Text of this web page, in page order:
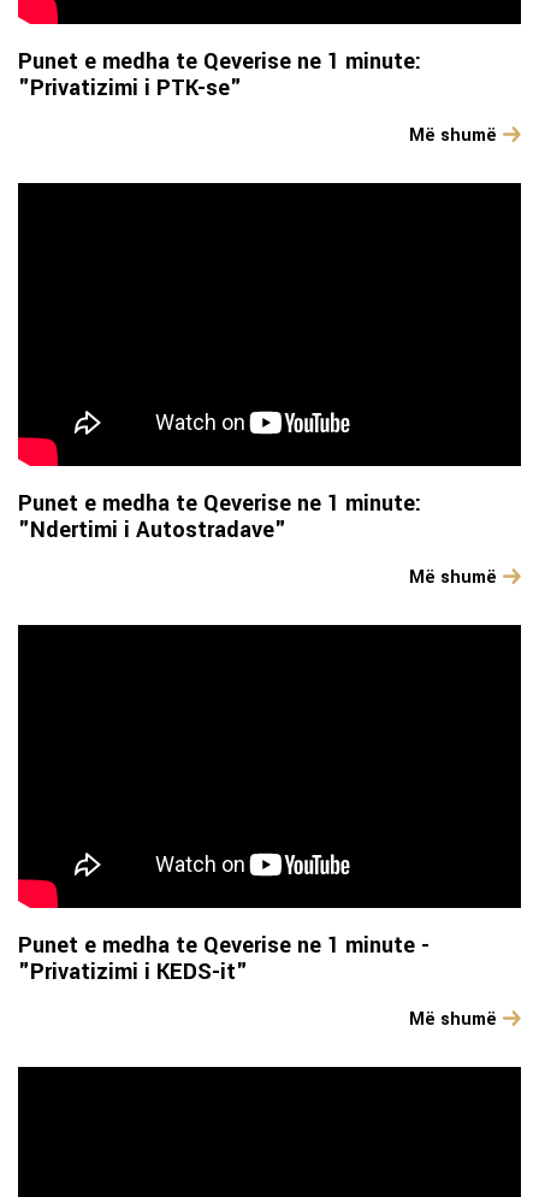
Punet e medha te Qeverise ne 1 minute:
"Privatizimi i PTK-se"
Më shumë
Punet e medha te Qeverise ne 1 minute:
"Ndertimi i Autostradave"
Më shumë
Punet e medha te Qeverise ne 1 minute -
"Privatizimi i KEDS-it"
Më shumë